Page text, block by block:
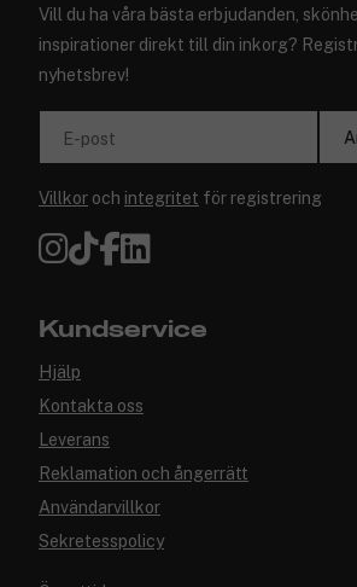
Vill du ha våra bästa erbjudanden,
inspirationer direkt till din inkorg?
nyhetsbrev!
E-post
Villkor och integritet för registrering
Kundservice
Hjälp
Kontakta oss
Leverans
Reklamation och ångerrätt
Användarvillkor
Sekretesspolicy